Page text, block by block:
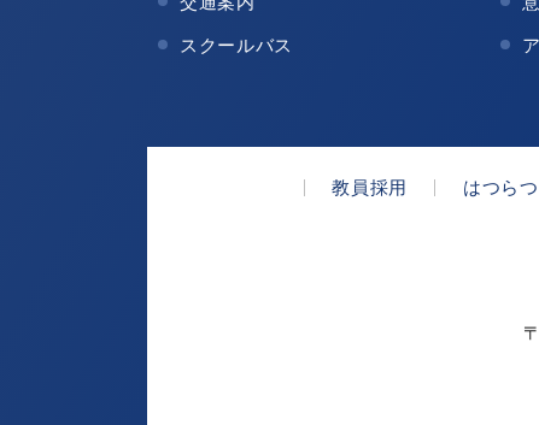
スクールバス
教員採用 はつら